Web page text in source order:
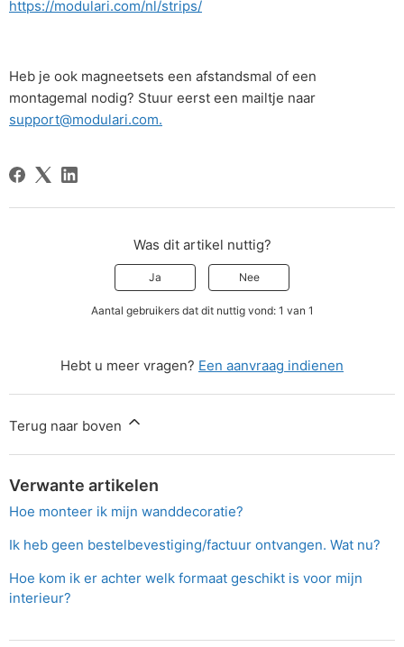
https://modulari.com/nl/strips/
Heb je ook magneetsets een afstandsmal of een
montagemal nodig? Stuur eerst een mailtje naar
support@modulari.com.
Was dit artikel nuttig?
Ja Nee
Aantal gebruikers dat dit nuttig vond: 1 van 1
Hebt u meer vragen? Een aanvraag indienen
Terug naar boven
Verwante artikelen
Hoe monteer ik mijn wanddecoratie?
Ik heb geen bestelbevestiging/factuur ontvangen. Wat nu?
Hoe kom ik er achter welk formaat geschikt is voor mijn
interieur?